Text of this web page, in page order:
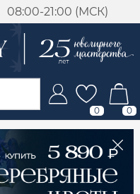
08:00-21:00 (МСК)
0 0